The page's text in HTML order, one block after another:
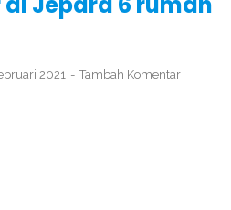
2021 Tambah Komentar